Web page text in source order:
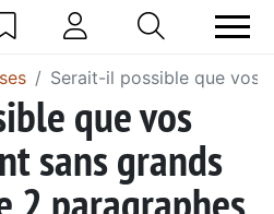
Serait-il possible que vos
que vos
sans grands
2 paragraphes